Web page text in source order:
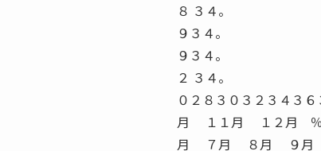
８ ３４。
９３４。
９３４。
２ ３４。
０２８３０３２３
月 １１月 １２月
月 ７月 ８月 ９月